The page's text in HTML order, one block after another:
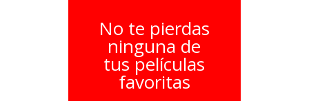
No te pierdas
ninguna de
tus películas
favoritas